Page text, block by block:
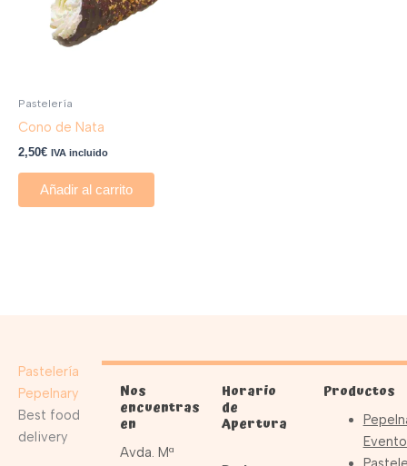
Pastelería
Cono de Nata
2,50€ IVA incluido
Añadir al carrito
Pastelería
Pepelnary
Best food
delivery
Nos
encuentras
en
Avda. Mª
Horario
de
Apertura
Productos